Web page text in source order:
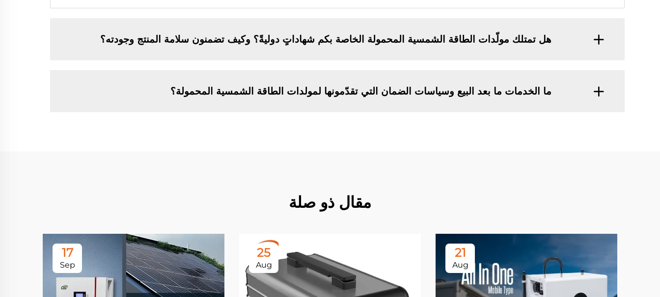
هل تمتلك مولّدات الطاقة الشمسية المحمولة الخاصة بكم شهاداتٍ دوليةً؟ وكيف تضمنون سلامة المنتج وجودته؟
ما الخدمات ما بعد البيع وسياسات الضمان التي تقدّمونها لمولدات الطاقة الشمسية المحمولة؟
مقال ذو صلة
21
Aug
25
Aug
17
Sep